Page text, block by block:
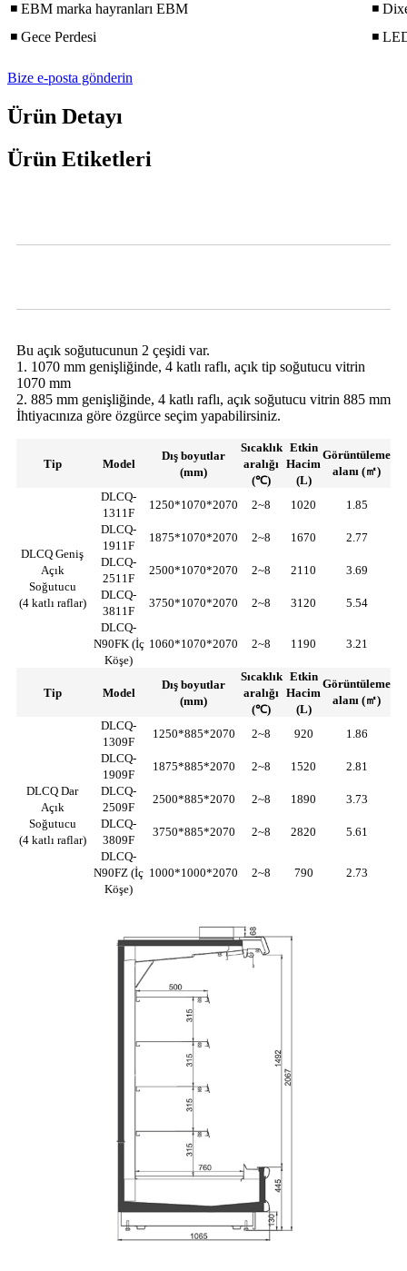
◾ EBM marka hayranları EBM
◾
◾ Gece Perdesi
◾
Bize e-posta gönderin
Ürün Detayı
Ürün Etiketleri
Bu açık soğutucunun 2 çeşidi var.
1. 1070 mm genişliğinde, 4 katlı raflı, açık tip soğutucu vitrin
1070 mm
2. 885 mm genişliğinde, 4 katlı raflı, açık soğutucu vitrin 885 mm
İhtiyacınıza göre özgürce seçim yapabilirsiniz.
Tip Model
Dış boyutlar
(mm)
Sıcaklık
aralığı
(℃)
Etkin
Hacim
(L)
Görüntüleme
alanı (㎡)
DLCQ Geniş
Açık
Soğutucu
(4 katlı raflar)
DLCQ-
1311F
1250*1070*2070 2~8 1020
1.85
DLCQ-
1911F
1875*1070*2070 2~8 1670
2.77
DLCQ-
2511F
2500*1070*2070 2~8 2110
3.69
DLCQ-
3811F
3750*1070*2070 2~8 3120
5.54
DLCQ-
N90FK (İç
Köşe)
1060*1070*2070 2~8 1190 3.21
Tip Model
Dış boyutlar
(mm)
Sıcaklık
aralığı
(℃)
Etkin
Hacim
(L)
Görüntüleme
alanı (㎡)
DLCQ Dar
Açık
Soğutucu
(4 katlı raflar)
DLCQ-
1309F
1250*885*2070 2~8 920
1.86
DLCQ-
1909F
1875*885*2070 2~8 1520
2.81
DLCQ-
2509F
2500*885*2070 2~8 1890
3.73
DLCQ-
3809F
3750*885*2070 2~8 2820
5.61
DLCQ-
N90FZ (İç
Köşe)
1000*1000*2070 2~8 790 2.73